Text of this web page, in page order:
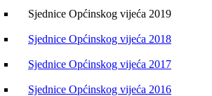
Sjednice Općinskog vijeća 2019
Sjednice Općinskog vijeća 2018
Sjednice Općinskog vijeća 2017
Sjednice Općinskog vijeća 2016